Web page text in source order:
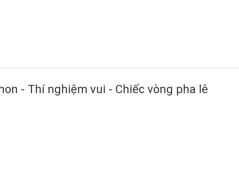
- Thí nghiệm vui - Chiếc vòng pha lê